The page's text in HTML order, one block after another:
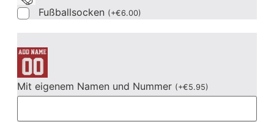
Fußballsocken (+€6.00)
Mit eigenem Namen und Nummer (+€5.95)